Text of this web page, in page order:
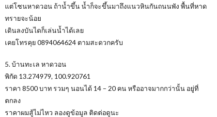
แต่โซนหาดวอน ถ้าน้ำขึ้น น้ำก็จะขึ้นมาถึงแนวหินกันถนนพัง พื้นที่หาด
ทรายจะน้อย
เดินลงบันไดก็เล่นน้ำได้เลย
เคยโทรคุย 0894064624 ตามสะดวกครับ
5. บ้านทะเล หาดวอน
พิกัด 13.274979, 100.920761
ราคา 8500 บาท รวมๆ นอนได้ 14 – 20 คน หรืออาจมากกว่านั้น อยู่ที่
ตกลง
ราคาผมสู้ไม่ไหว ลองดูข้อมูล ติดต่อดูนะ